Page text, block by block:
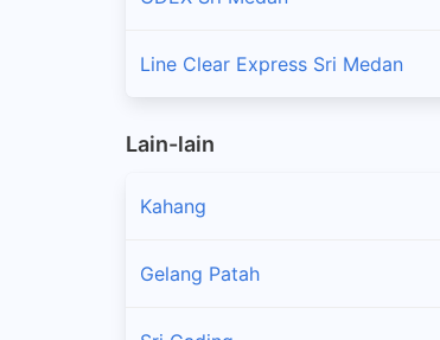
Line Clear Express Sri Medan
Lain-lain
Kahang
Gelang Patah